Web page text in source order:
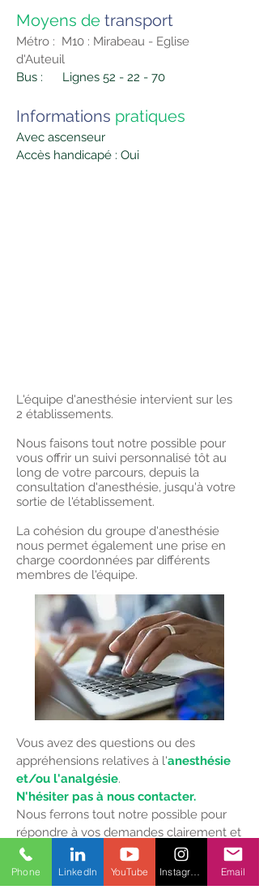
Moyens de transport
Métro : M10 : Mirabeau - Eglise
d'Auteuil
Bus : Lignes 52 - 22 - 70
Informations pratiques
Avec ascenseur
Accès handicapé : Oui
L'équipe d'anesthésie intervient sur les
2 établissements.
Nous faisons tout notre possible pour
vous offrir un suivi personnalisé tôt au
long de votre parcours, depuis la
consultation d'anesthésie, jusqu'à votre
sortie de l'établissement.
La cohésion du groupe d'anesthésie
nous permet également une prise en
charge coordonnées par différents
membres de l'équipe.
Vous avez des questions ou des
appréhensions relatives à l'anesthésie
et/ou l'analgésie.
N'hésiter pas à nous contacter.
Nous ferrons tout notre possible pour
répondre à vos demandes clairement et
rapidement.
Nous ne
pourronsmalheureusementpas
Phone LinkedIn YouTube Email